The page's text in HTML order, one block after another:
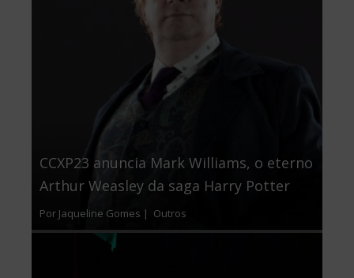
CCXP23 anuncia Mark Williams, o eterno
Arthur Weasley da saga Harry Potter
Por Jaqueline Gomes | Outros